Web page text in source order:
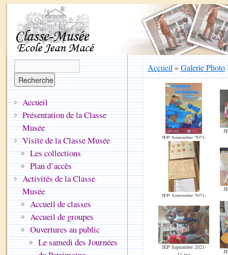
Accueil»Galerie Photo
JEP Septembre 2021-
01.jpg
JEP Septembre 2021-
JEP Septembre 2021-
Accueil
Présentation de la Classe
Musée
Visite de la Classe Musée
Les collections
Plan d’accès
Activités de la Classe
Musée
Accueil de classes
Accueil de groupes
Ouvertures au public
Le samedi des Journées